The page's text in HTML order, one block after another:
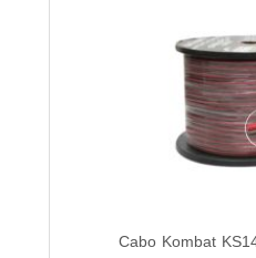
Cabo Kombat